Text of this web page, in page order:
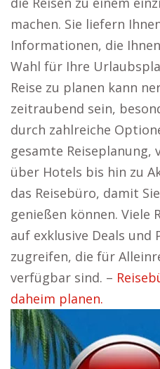
machen. Sie liefern
Informationen, die
Wahl für Ihre
Reise zu planen kann
zeitraubend sein,
durch zahlreiche
gesamte Reiseplanung,
über Hotels bis hin zu
das Reisebüro, damit
genießen können. Viele
auf exklusive Deals und
zugreifen, die für
verfügbar sind. –
daheim planen.